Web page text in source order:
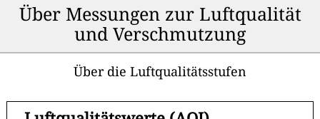
Über Messungen zur Luftqualität
und Verschmutzung
Über die Luftqualitätsstufen